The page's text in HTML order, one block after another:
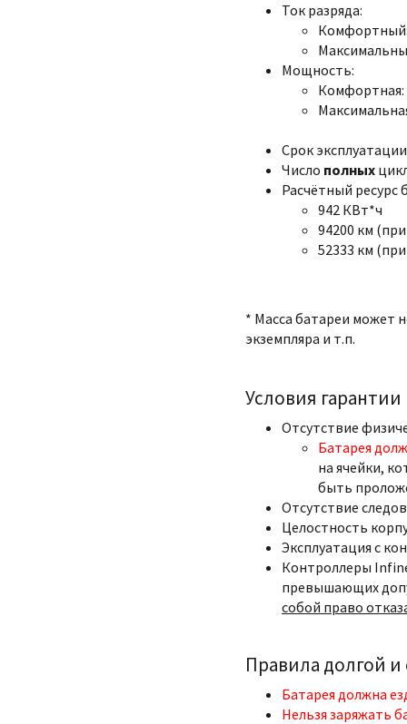
Ток разряда:
Комфортный:
Мощность:
Комфортная:
Срок
Число полных
Расчётный ресурс
942 КВт*ч
94200 км
52333 км
* Масса батареи может
экземпляра и т.п.
Условия гарантии
Отсутствие
Батарея
на ячейки,
быть
Отсутствие
Целостность
Эксплуатация с
Контроллеры
превышающих
собой право
Правила долгой
Батарея должна
Нельзя заряжать